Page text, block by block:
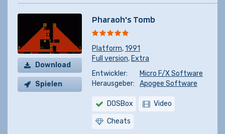
Download
Spielen
Pharaoh's Tomb
Platform,1991
Full version, Extra
Entwickler:
Micro F/X Software
Herausgeber:
Apogee Software
DOSBox Video
Cheats